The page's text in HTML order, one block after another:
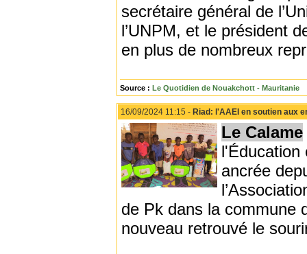
secrétaire général de
l’UNPM, et le président
en plus de nombreux
Source : Le Quotidien de Nouakchott - Mauritanie
16/09/2024 11:15 - Riad: l'AAEI en soutien aux
Le Calame
l'Éducation
ancrée
de Pk dans la commune
nouveau retrouvé le